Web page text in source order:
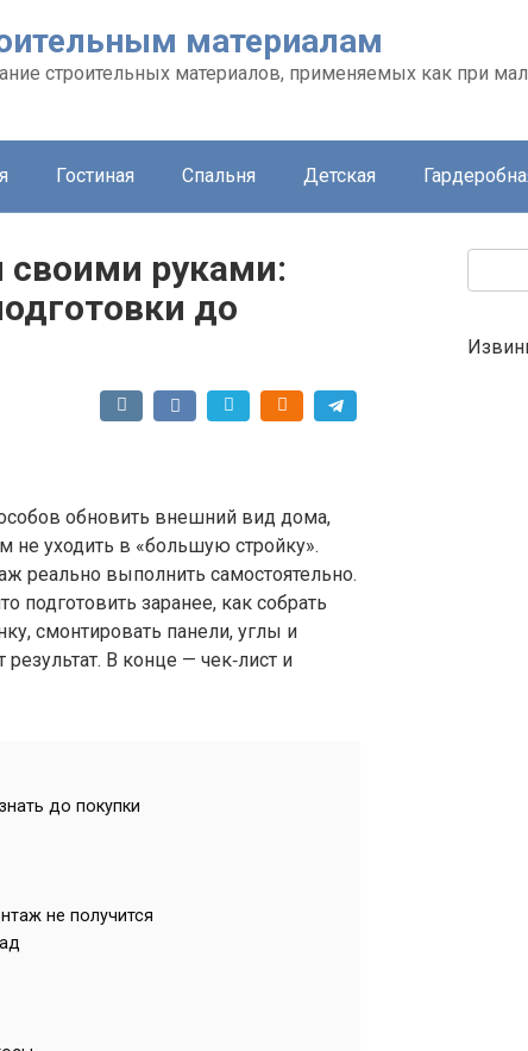
материалам
строительных материалов, применяемых как при
Гостиная Спальня Детская
руками:
до
обновить внешний вид дома,
не уходить в «большую стройку».
реально выполнить самостоятельно.
подготовить заранее, как собрать
смонтировать панели, углы и
В конце — чек‑лист и
до покупки
не получится